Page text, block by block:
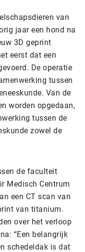
van
jaar een hond na
3D geprint
eerst dat een
De operatie
tussen
Van de
worden opgedaan,
tussen de
zowel de
de faculteit
Medisch Centrum
een CT scan van
van titanium.
over het verloop
“Een belangrijk
schedeldak is dat